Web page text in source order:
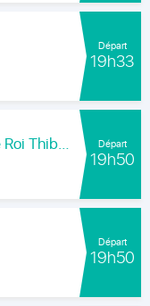
Départ
19h33
Prix QG Nautic Martin-Eglise (Prix le Roi Thibault) Départ
19h50
Départ
19h50